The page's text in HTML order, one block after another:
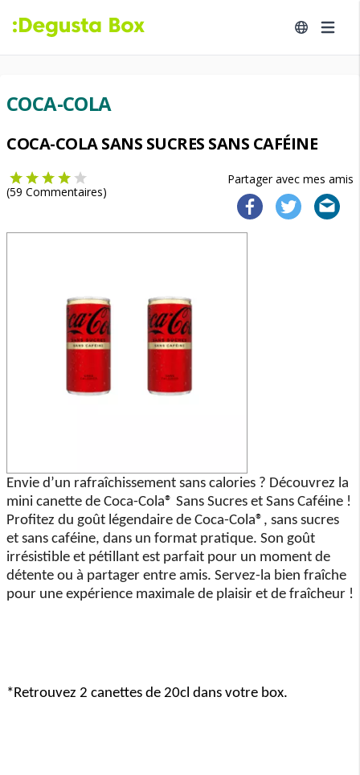
COCA-COLA
COCA-COLA SANS SUCRES SANS CAFÉINE
Partager avec mes amis
(59 Commentaires)
Envie d’un rafraîchissement sans calories ? Découvrez la
mini canette de Coca-Cola® Sans Sucres et Sans Caféine !
Profitez du goût légendaire de Coca-Cola®, sans sucres
et sans caféine, dans un format pratique. Son goût
irrésistible et pétillant est parfait pour un moment de
détente ou à partager entre amis. Servez-la bien fraîche
pour une expérience maximale de plaisir et de fraîcheur !
*Retrouvez 2 canettes de 20cl dans votre box.